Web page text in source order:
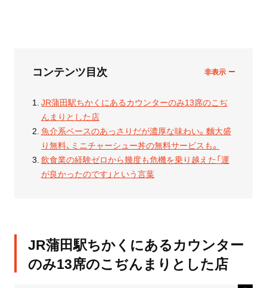
コンテンツ目次
JR蒲田駅ちかくにあるカウンターのみ13席のこぢ
んまりとした店
魚介系ベースのあっさりだが濃厚な味わい。麵大盛
り無料、ミニチャーシュー丼の無料サービスも。
飲食業の経験ゼロから幾度も危機を乗り越えた「運
が良かったのです」という言葉
JR蒲田駅ちかくにあるカウンター
のみ13席のこぢんまりとした店